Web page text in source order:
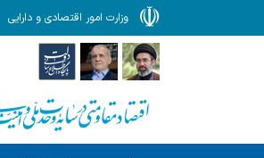
وزارت امور اقتصادی و دارایی